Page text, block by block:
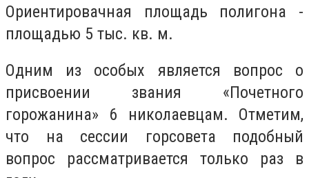
Ориентировачная площадь полигона -
площадью 5 тыс. кв. м.
Одним из особых является вопрос о
присвоении звания «Почетного
горожанина» 6 николаевцам. Отметим,
что на сессии горсовета подобный
вопрос рассматривается только раз в